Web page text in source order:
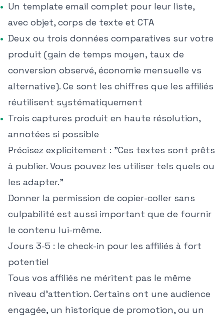
Un template email complet pour leur liste,
avec objet, corps de texte et CTA
Deux ou trois données comparatives sur votre
produit (gain de temps moyen, taux de
conversion observé, économie mensuelle vs
alternative). Ce sont les chiffres que les affiliés
réutilisent systématiquement
Trois captures produit en haute résolution,
annotées si possible
Précisez explicitement : "Ces textes sont prêts
à publier. Vous pouvez les utiliser tels quels ou
les adapter."
Donner la permission de copier-coller sans
culpabilité est aussi important que de fournir
le contenu lui-même.
Jours 3-5 : le check-in pour les affiliés à fort
potentiel
Tous vos affiliés ne méritent pas le même
niveau d'attention. Certains ont une audience
engagée, un historique de promotion, ou un